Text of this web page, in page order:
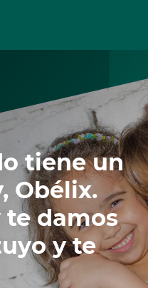
tiene un
Obélix.
te damos
y te